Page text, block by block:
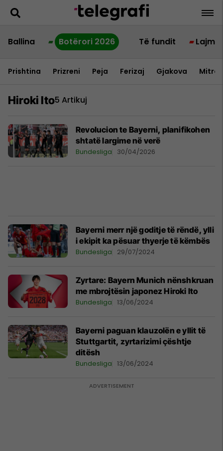
Ballina Botërori 2026 Të fundit Lajme
Prishtina Prizreni Peja Ferizaj Gjakova
Hiroki Ito5 Artikuj
Revolucion te Bayerni, planifikohen
shtatë largime në verë
Bundesliga 30/04/2026
Bayerni merr një goditje të rëndë, ylli
i ekipit ka pësuar thyerje të këmbës
Bundesliga 29/07/2024
Zyrtare: Bayern Munich nënshkruan
me mbrojtësin japonez Hiroki Ito
Bundesliga 13/06/2024
Bayerni paguan klauzolën e yllit të
Stuttgartit, zyrtarizimi çështje
ditësh
Bundesliga 13/06/2024